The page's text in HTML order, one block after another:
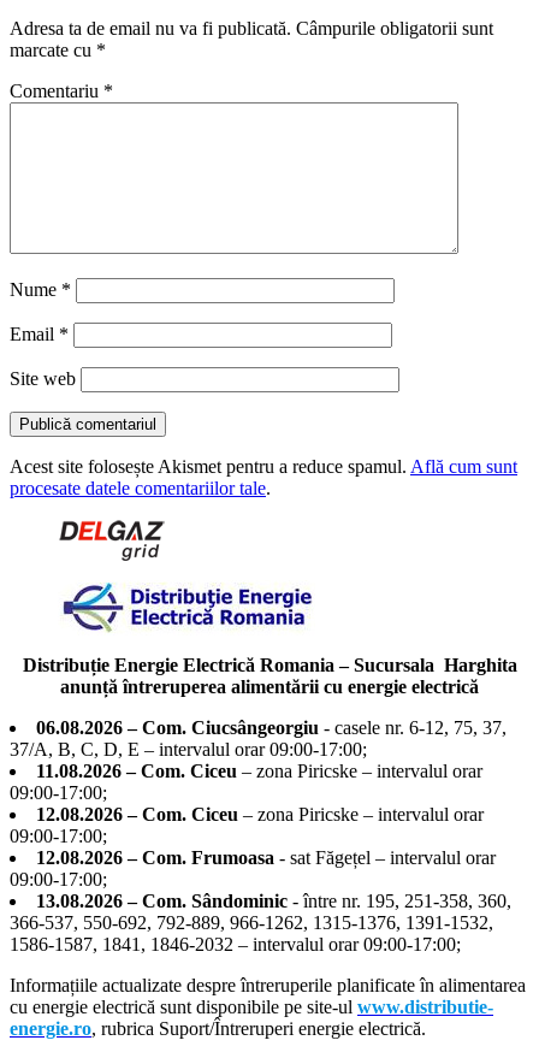
Adresa ta de email nu va fi publicată. Câmpurile obligatorii sunt
marcate cu *
Comentariu *
Nume *
Email *
Site web
Acest site folosește Akismet pentru a reduce spamul. Află cum sunt
procesate datele comentariilor tale.
Distribuție Energie Electrică Romania – Sucursala Harghita
anunță întreruperea alimentării cu energie electrică
06.08.2026 – Com. Ciucsângeorgiu - casele nr. 6-12, 75, 37,
37/A, B, C, D, E – intervalul orar 09:00-17:00;
11.08.2026 – Com. Ciceu – zona Piricske – intervalul orar
09:00-17:00;
12.08.2026 – Com. Ciceu – zona Piricske – intervalul orar
09:00-17:00;
12.08.2026 – Com. Frumoasa - sat Făgețel – intervalul orar
09:00-17:00;
13.08.2026 – Com. Sândominic - între nr. 195, 251-358, 360,
366-537, 550-692, 792-889, 966-1262, 1315-1376, 1391-1532,
1586-1587, 1841, 1846-2032 – intervalul orar 09:00-17:00;
Informațiile actualizate despre întreruperile planificate în alimentarea
cu energie electrică sunt disponibile pe site-ul www.distributie-
energie.ro, rubrica Suport/Întreruperi energie electrică.